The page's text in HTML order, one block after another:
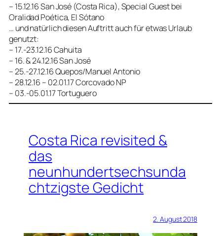
– 15.12.16 San José (Costa Rica), Special Guest bei
Oralidad Poética, El Sótano
… und natürlich diesen Auftritt auch für etwas Urlaub
genutzt:
– 17.-23.12.16 Cahuita
– 16. & 24.12.16 San José
– 25.-27.12.16 Quepos/Manuel Antonio
– 28.12.16 – 02.01.17 Corcovado NP
– 03.-05.01.17 Tortuguero
Costa Rica revisited &
das
neunhundertsechsunda
chtzigste Gedicht
2. August 2018